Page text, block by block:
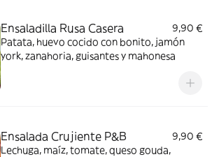
Ensaladilla Rusa Casera
9,90 €
Patata, huevo cocido con bonito, jamón
york, zanahoria, guisantes y mahonesa
Ensalada Crujiente P&B
9,90 €
Lechuga, maíz, tomate, queso gouda,